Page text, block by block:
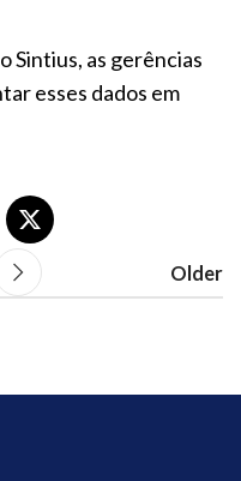
Sintius, as gerências
esses dados em
Older